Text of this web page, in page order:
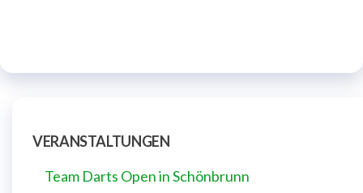
VERANSTALTUNGEN
Team Darts Open in Schönbrunn